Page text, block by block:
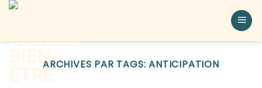
ARCHIVES PAR TAGS:ANTICIPATION